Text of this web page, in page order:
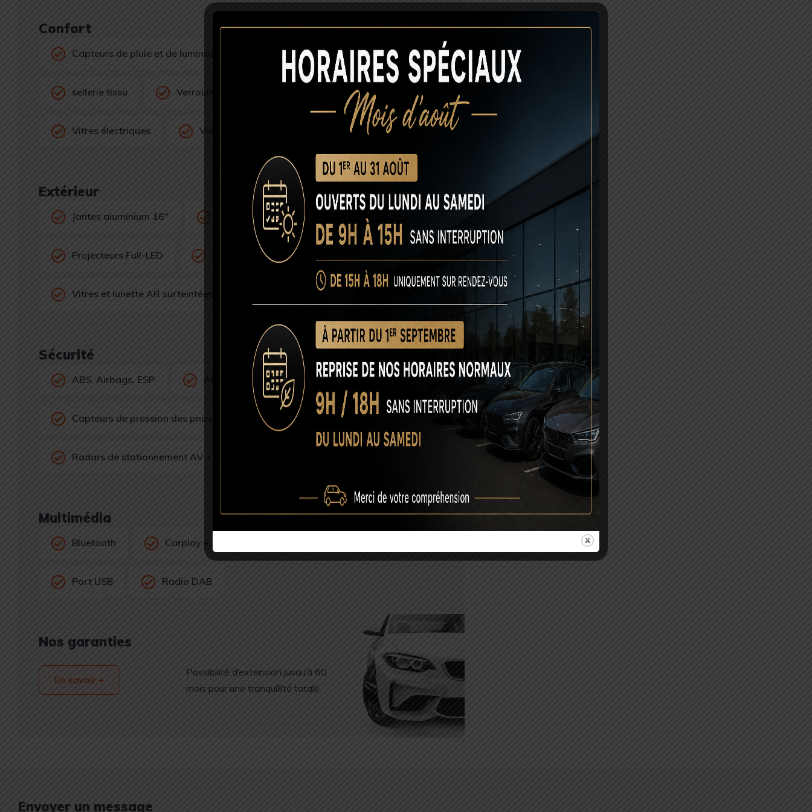
Confort
Capteurs de pluie et de luminosité Climatisation
sellerie tissu Verrouillage centralisé à distance
Vitres électriques Volant multifonctions
Extérieur
Jantes aluminium 16" Peinture métallisée
Projecteurs Full-LED Rétroviseurs électriques
Vitres et lunette AR surteintées
Sécurité
ABS, Airbags, ESP Aide au maintien dans la voie
Capteurs de pression des pneus Lecture des panneaux
Radars de stationnement AV + AR
Multimédia
Bluetooth Carplay + Android Auto
Port USB Radio DAB
Nos garanties
En savoir +
Possibilité d’extension jusqu’à 60
mois pour une tranquillité totale
Envoyer un message